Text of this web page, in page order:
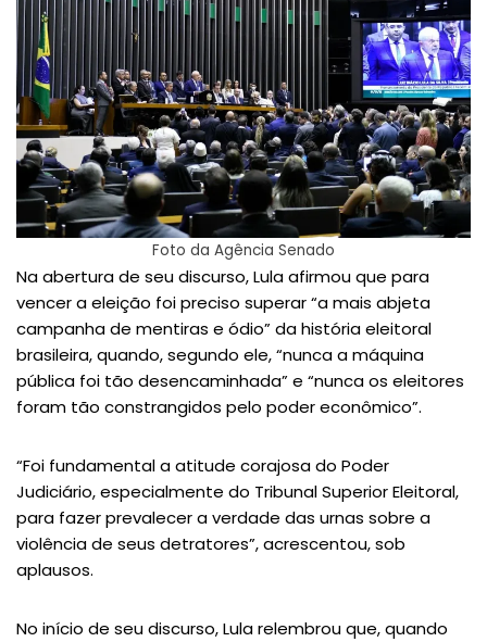
Foto da Agência Senado
Na abertura de seu discurso, Lula afirmou que para
vencer a eleição foi preciso superar “a mais abjeta
campanha de mentiras e ódio” da história eleitoral
brasileira, quando, segundo ele, “nunca a máquina
pública foi tão desencaminhada” e “nunca os eleitores
foram tão constrangidos pelo poder econômico”.
“Foi fundamental a atitude corajosa do Poder
Judiciário, especialmente do Tribunal Superior Eleitoral,
para fazer prevalecer a verdade das urnas sobre a
violência de seus detratores”, acrescentou, sob
aplausos.
No início de seu discurso, Lula relembrou que, quando